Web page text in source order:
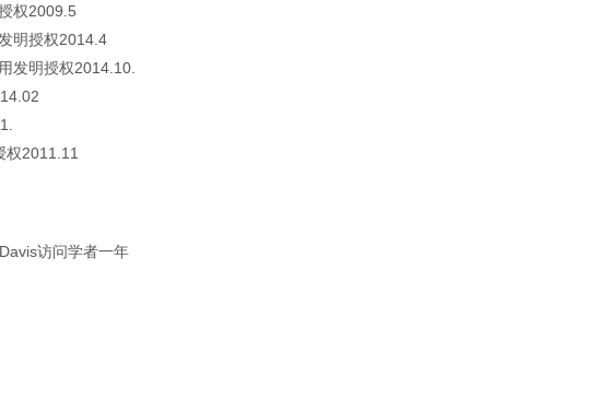
权2009.5
发明授权2014.4
发明授权2014.10.
权2011.11
Davis访问学者一年